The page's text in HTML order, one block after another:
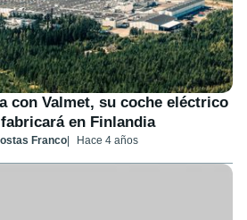
con Valmet, su coche eléctrico
en Finlandia
Franco Hace 4 años